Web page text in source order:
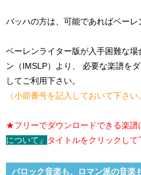
バッハの方は、可能であればベーレ
ベーレンライター版が入手困難な
ン（IMSLP）より、 必要な楽譜を
してご利用下さい。
（小節番号を記入しておいて下さい
★フリーでダウンロードできる楽譜
について』
タイトルをクリックして
バロック音楽も、ロマン派の音楽